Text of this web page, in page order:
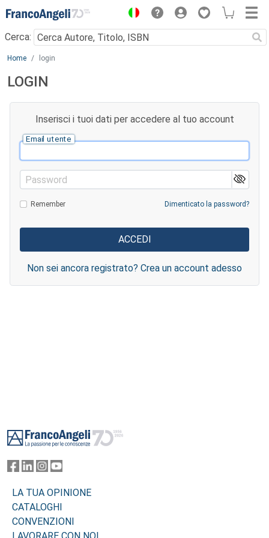
Menu
Cerca:
Main content
Home login
LOGIN
Inserisci i tuoi dati per accedere al tuo account
Email utente
Password
Remember Dimenticato la password?
Non sei ancora registrato? Crea un account adesso
LA TUA OPINIONE
CATALOGHI
CONVENZIONI